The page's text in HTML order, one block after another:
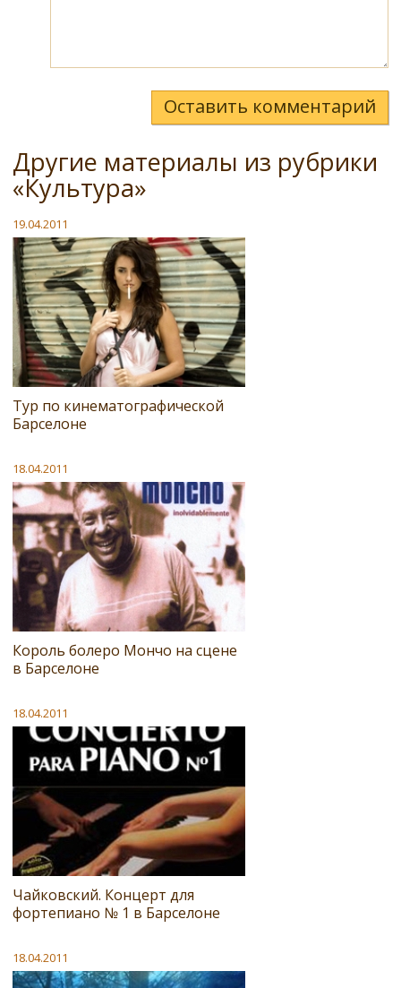
Оставить комментарий
Другие материалы из рубрики
«Культура»
19.04.2011
Тур по кинематографической
Барселоне
18.04.2011
Король болеро Мончо на сцене
в Барселоне
18.04.2011
Чайковский. Концерт для
фортепиано № 1 в Барселоне
18.04.2011